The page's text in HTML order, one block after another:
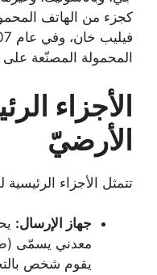
المحمولة المصنّعة على
الأجزاء
الأرضيّ
تتمثل الأجزاء الرئيسية
جهاز الإرسال:
معدني يسمّى
يقوم شخص